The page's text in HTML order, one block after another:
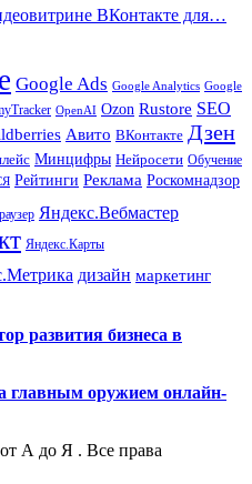
ВКонтакте для…
Google Ads Google Analytics Google
OpenAI Ozon Rustore SEO
Авито ВКонтакте Дзен
Минцифры Нейросети Обучение
Рейтинги Реклама Роскомнадзор
Яндекс.Вебмастер
Яндекс.Карты
дизайн маркетинг
развития бизнеса в
главным оружием онлайн-
А до Я . Все права